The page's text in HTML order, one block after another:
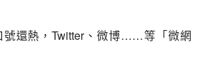
號還熱，Twitter、微博……等「微網